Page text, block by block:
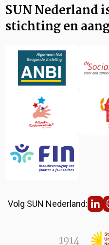
SUN Nederland
stichting en
Volg SUN Nederland:
1914